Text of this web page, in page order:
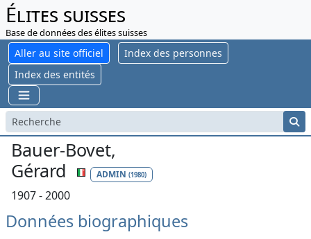
Élites suisses
Base de données des élites suisses
Aller au site officiel
Index des personnes
Index des entités
Bauer-Bovet,
Gérard
ADMIN (1980)
1907 - 2000
Données biographiques